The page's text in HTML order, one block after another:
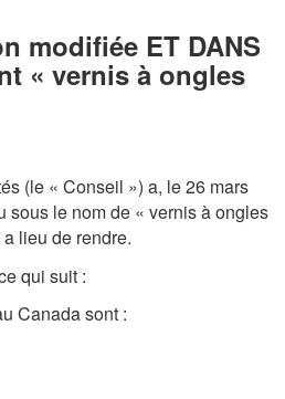
modifiée ET DANS
« vernis à ongles
(le « Conseil ») a, le 26 mars
sous le nom de « vernis à ongles
lieu de rendre.
qui suit :
Canada sont :